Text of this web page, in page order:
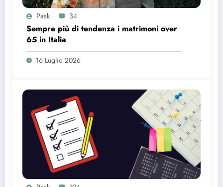
Pask 34
Sempre più di tendenza i matrimoni over
65 in Italia
16 Luglio 2026